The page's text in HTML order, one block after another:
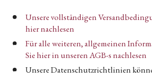
Unsere vollständigen
hier nachlesen
Für alle weiteren, allgemeinen
Sie hier in unseren AGB-s nachlesen
Unsere Datenschutzrichtlinien